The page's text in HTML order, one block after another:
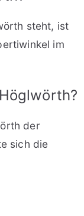
steht, ist
im
der
sich die